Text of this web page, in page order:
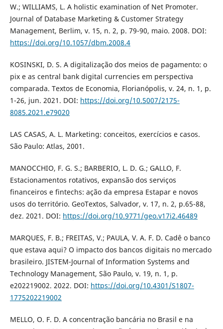
W.; WILLIAMS, L. A holistic examination of Net Promoter.
Journal of Database Marketing & Customer Strategy
Management, Berlim, v. 15, n. 2, p. 79-90, maio. 2008. DOI:
https://doi.org/10.1057/dbm.2008.4
KOSINSKI, D. S. A digitalização dos meios de pagamento: o
pix e as central bank digital currencies em perspectiva
comparada. Textos de Economia, Florianópolis, v. 24, n. 1, p.
1-26, jun. 2021. DOI: https://doi.org/10.5007/2175-
8085.2021.e79020
LAS CASAS, A. L. Marketing: conceitos, exercícios e casos.
São Paulo: Atlas, 2001.
MANOCCHIO, F. G. S.; BARBERIO, L. D. G.; GALLO, F.
Estacionamentos rotativos, expansão dos serviços
financeiros e fintechs: ação da empresa Estapar e novos
usos do território. GeoTextos, Salvador, v. 17, n. 2, p.65-88,
dez. 2021. DOI: https://doi.org/10.9771/geo.v17i2.46489
MARQUES, F. B.; FREITAS, V.; PAULA, V. A. F. D. Cadê o banco
que estava aqui? O impacto dos bancos digitais no mercado
brasileiro. JISTEM-Journal of Information Systems and
Technology Management, São Paulo, v. 19, n. 1, p.
e202219002. 2022. DOI: https://doi.org/10.4301/S1807-
1775202219002
MELLO, O. F. D. A concentração bancária no Brasil e na